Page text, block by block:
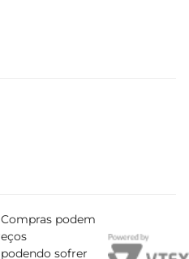
podem
sofrer